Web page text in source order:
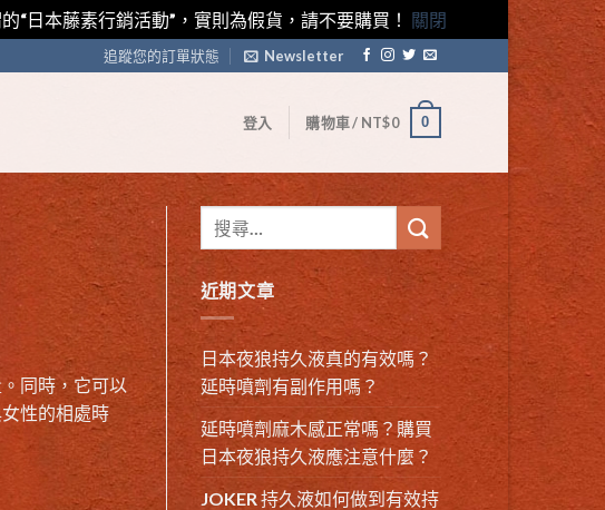
日本藤素行銷活動”，實則為假貨，請不要購買！ 關閉
追蹤您的訂單狀態 Newsletter
登入 購物車 / NT$0 0
同時，它可以
性的相處時
近期文章
日本夜狼持久液真的有效嗎？
延時噴劑有副作用嗎？
延時噴劑麻木感正常嗎？購買
日本夜狼持久液應注意什麼？
JOKER 持久液如何做到有效持